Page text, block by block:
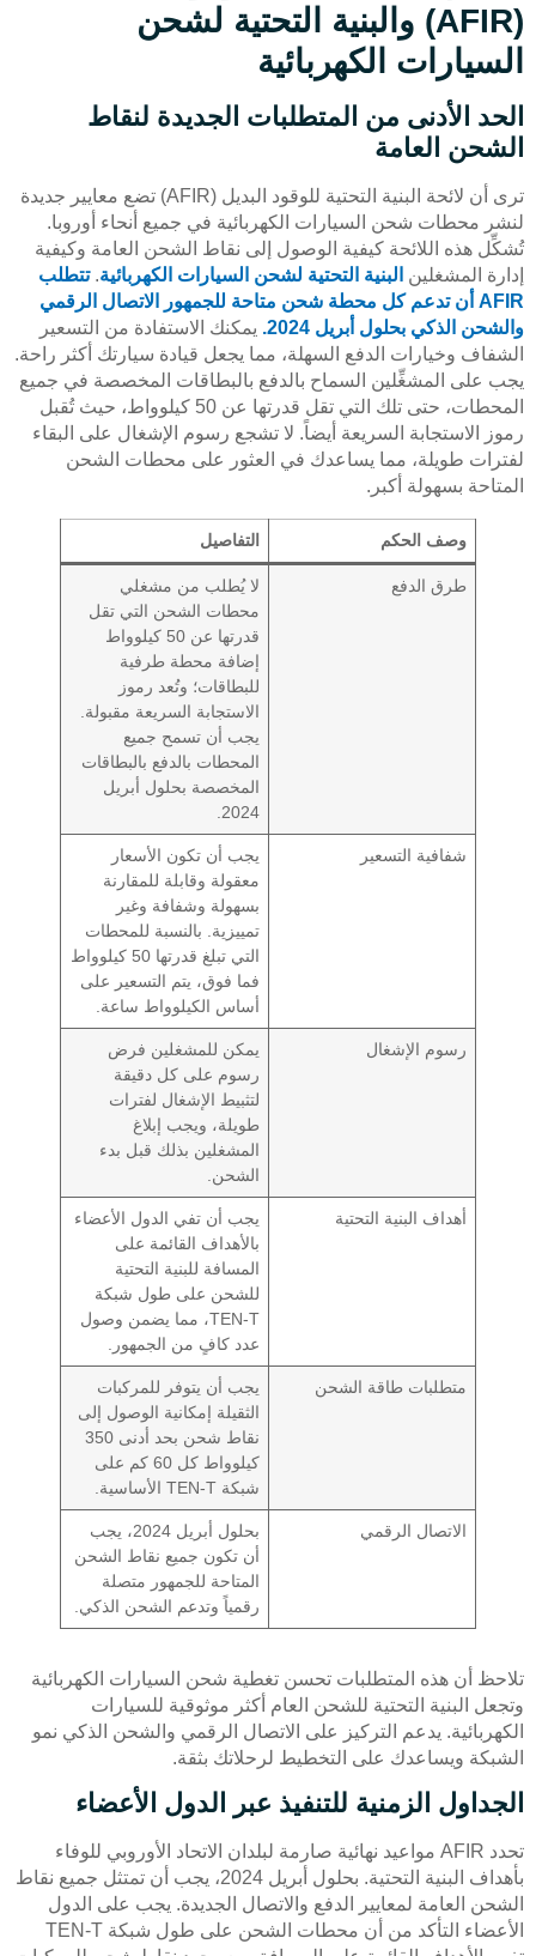
(AFIR) والبنية التحتية لشحن
السيارات الكهربائية
الحد الأدنى من المتطلبات الجديدة لنقاط
الشحن العامة
ترى أن لائحة البنية التحتية للوقود البديل (AFIR) تضع معايير جديدة
لنشر محطات شحن السيارات الكهربائية في جميع أنحاء أوروبا.
تُشكِّل هذه اللائحة كيفية الوصول إلى نقاط الشحن العامة وكيفية
إدارة المشغلين البنية التحتية لشحن السيارات الكهربائية.تتطلب
AFIR أن تدعم كل محطة شحن متاحة للجمهور الاتصال الرقمي
والشحن الذكي بحلول أبريل 2024.
يمكنك الاستفادة من التسعير
الشفاف وخيارات الدفع السهلة، مما يجعل قيادة سيارتك أكثر راحة.
يجب على المشغِّلين السماح بالدفع بالبطاقات المخصصة في جميع
المحطات، حتى تلك التي تقل قدرتها عن 50 كيلوواط، حيث تُقبل
رموز الاستجابة السريعة أيضاً. لا تشجع رسوم الإشغال على البقاء
لفترات طويلة، مما يساعدك في العثور على محطات الشحن
المتاحة بسهولة أكبر.
وصف الحكم التفاصيل
طرق الدفع
لا يُطلب من مشغلي
محطات الشحن التي تقل
قدرتها عن 50 كيلوواط
إضافة محطة طرفية
للبطاقات؛ وتُعد رموز
الاستجابة السريعة مقبولة.
يجب أن تسمح جميع
المحطات بالدفع بالبطاقات
المخصصة بحلول أبريل
2024.
شفافية التسعير
يجب أن تكون الأسعار
معقولة وقابلة للمقارنة
بسهولة وشفافة وغير
تمييزية. بالنسبة للمحطات
التي تبلغ قدرتها 50 كيلوواط
فما فوق، يتم التسعير على
أساس الكيلوواط ساعة.
رسوم الإشغال
يمكن للمشغلين فرض
رسوم على كل دقيقة
لتثبيط الإشغال لفترات
طويلة، ويجب إبلاغ
المشغلين بذلك قبل بدء
الشحن.
أهداف البنية التحتية
يجب أن تفي الدول الأعضاء
بالأهداف القائمة على
المسافة للبنية التحتية
للشحن على طول شبكة
TEN-T، مما يضمن وصول
عدد كافٍ من الجمهور.
متطلبات طاقة الشحن
يجب أن يتوفر للمركبات
الثقيلة إمكانية الوصول إلى
نقاط شحن بحد أدنى 350
كيلوواط كل 60 كم على
شبكة TEN-T الأساسية.
الاتصال الرقمي
بحلول أبريل 2024، يجب
أن تكون جميع نقاط الشحن
المتاحة للجمهور متصلة
رقمياً وتدعم الشحن الذكي.
تلاحظ أن هذه المتطلبات تحسن تغطية شحن السيارات الكهربائية
وتجعل البنية التحتية للشحن العام أكثر موثوقية للسيارات
الكهربائية. يدعم التركيز على الاتصال الرقمي والشحن الذكي نمو
الشبكة ويساعدك على التخطيط لرحلاتك بثقة.
الجداول الزمنية للتنفيذ عبر الدول الأعضاء
تحدد AFIR مواعيد نهائية صارمة لبلدان الاتحاد الأوروبي للوفاء
بأهداف البنية التحتية. بحلول أبريل 2024، يجب أن تمتثل جميع نقاط
الشحن العامة لمعايير الدفع والاتصال الجديدة. يجب على الدول
الأعضاء التأكد من أن محطات الشحن على طول شبكة TEN-T